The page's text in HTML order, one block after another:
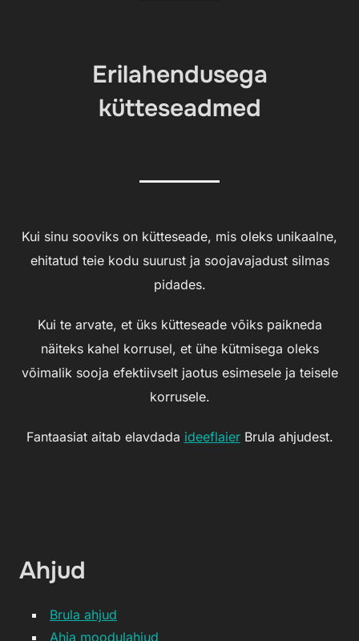
Erilahendusega
kütteseadmed
Kui sinu sooviks on kütteseade, mis oleks unikaalne,
ehitatud teie kodu suurust ja soojavajadust silmas
pidades.
Kui te arvate, et üks kütteseade võiks paikneda
näiteks kahel korrusel, et ühe kütmisega oleks
võimalik sooja efektiivselt jaotus esimesele ja teisele
korrusele.
Fantaasiat aitab elavdada ideeflaierBrula ahjudest.
Ahjud
Brula ahjud
Ahja moodulahjud